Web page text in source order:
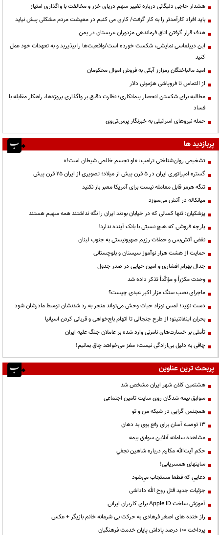
هشدار حاجی دلیگانی درباره تغییر سهم دریای خزر و مخالفت با واگذاری امتیاز
باید افراد کارآمدتر را به کار گرفت/ کاری می کنیم در معیشت مردم مشکلی پیش نیاید
هدف قرار گرفتن اتاق‌ فرماندهی مزدوران عربستان در یمن
این دیپلماسی نمایشی، شکست خورده است/واقعیت‌ها را بپذیرید و به تعهدات خود عمل
کنید
امید مالباختگان رمزارز آبکی به فروش اموال محکومان
از التماس تا فروپاشی هژمونی دلار
مطالبه برای شکستن انحصار پیمانکاری؛ نظارت دقیق بر واگذاری پروژه‌ها، راهکار مقابله با
فساد
حمله نیروهای اسرائیلی به خبرنگار پرس‌تی‌وی
پربازدید ها
تشخیص روان‌شناختی ترامپ: «او تجسم خالص شیطان است!»
گستره امپراتوری ایران در ۵ قرن پیش از میلاد؛ تصویری از ایران ۲۵ قرن پیش
تنگه هرمز قابل معامله نیست برای آمریکا معبر باز نکنید
میانکاله در آتش می‌سوزد
پزشکیان: تنها کسانی که در خیابان بودند ایران را نگه نداشتند همه سهیم هستند
پارچه فروشی که هیچ نسبتی با بانک آینده ندارد!
نقض آتش‌بس و حملات رژیم صهیونیستی به جنوب لبنان
حمایت از هشت هزار نوآموز سیستان و بلوچستانی
جدال بهرام افشاری و امین حیایی در صدر جدول
وحدت مکرّراً و مؤکّداً تذکر داده شد
ماجرای نصب سنگ مزار اکبر عبدی چیست؟
دست نزنید؛ لمس نوزاد حیات وحش می‌تواند منجر به رد شدنشان توسط مادرشان شود
بحران اینفانتینو؛ از طرح جنجالی تا اتهام باج‌خواهی و قربانی کردن اسپانیا
تأملی بر خسارت‌های نامرئی وارد شده بر عاملان جنگ علیه ایران
چاقی به دلیل بی‌ارادگی نیست؛ مغز می‌خواهد چاق بمانیم!
پربحث ترین عناوین
هشتمین کلان شهر ایران مشخص شد
سوابق بیمه شدگان روی سایت تامین اجتماعی
همجنس گرایی در شبکه من و تو
13 توصیه آسان برای رفع بوی بد دهان
مشاهده سامانه آنلاين سوابق بیمه
حكم آيت‌الله مكارم درباره شاهين نجفي
سایتهای همسریابی!
دعايي كه قطعا مستجاب مي‌شود
جزئیات جدید قتل روح الله داداشی
آموزش ساخت Apple ID برای کاربران ایرانی
راز خنده های اصغر فرهادی به حرکت بی شرمانه خانم بازیگر + عکس
پرداخت ۱۰۰ درصد پاداش پایان خدمت فرهنگیان